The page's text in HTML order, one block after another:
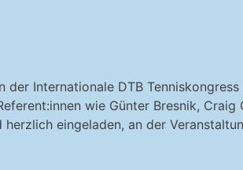
Internationale DTB
wie Günter Bresnik, Craig
eingeladen, an der